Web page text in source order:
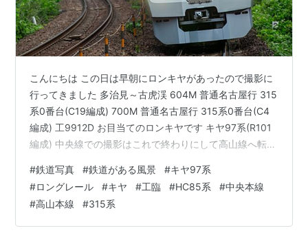
こんにちは この日は早朝にロンキヤがあったので撮影に
行ってきました 多治見～古虎渓 604M 普通名古屋行 315
系0番台(C19編成) 700M 普通名古屋行 315系0番台(C4
編成) 工9912D お目当てのロンキヤです キヤ97系(R101
編成) 中央線での撮影はこれで終わりにして高山線へ転戦
＊編成+D＊編成) 坂祝～美濃太田 1023D 思っていたより
も長かったのでケツが切れました・・・ 情けない(笑) 特
急ひだ3号(富山行) HC85系(D110編成+D＊＊＊編成+D＊
編成) 撮影はこれで終わりです 最後までご覧い…
#鉄道写真 #鉄道がある風景 #キヤ97系
#ロングレール #キヤ #工臨 #HC85系 #中央本線
#高山本線 #315系